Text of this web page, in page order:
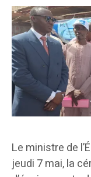
Le ministre de
jeudi 7 mai, la